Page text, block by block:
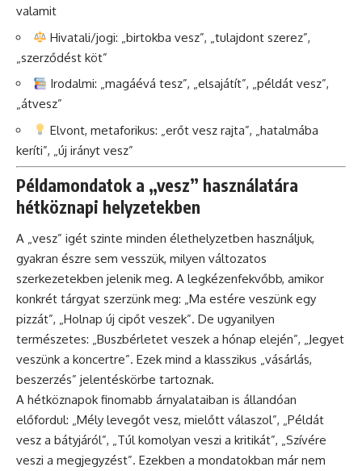
valamit
Hivatali/jogi: „birtokba vesz”, „tulajdont szerez”,
„szerződést köt”
Irodalmi: „magáévá tesz”, „elsajátít”, „példát vesz”,
„átvesz”
Elvont, metaforikus: „erőt vesz rajta”, „hatalmába
keríti”, „új irányt vesz”
Példamondatok a „vesz” használatára
hétköznapi helyzetekben
A „vesz” igét szinte minden élethelyzetben használjuk,
gyakran észre sem vesszük, milyen változatos
szerkezetekben jelenik meg. A legkézenfekvőbb, amikor
konkrét tárgyat szerzünk meg: „Ma estére veszünk egy
pizzát”, „Holnap új cipőt veszek”. De ugyanilyen
természetes: „Buszbérletet veszek a hónap elején”, „Jegyet
veszünk a koncertre”. Ezek mind a klasszikus „vásárlás,
beszerzés” jelentéskörbe tartoznak.
A hétköznapok finomabb árnyalataiban is állandóan
előfordul: „Mély levegőt vesz, mielőtt válaszol”, „Példát
vesz a bátyjáról”, „Túl komolyan veszi a kritikát”, „Szívére
veszi a megjegyzést”. Ezekben a mondatokban már nem